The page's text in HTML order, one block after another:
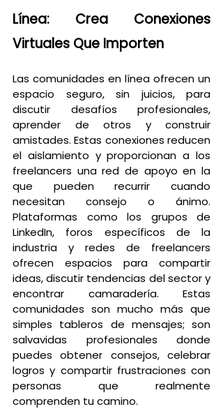
Línea: Crea Conexiones
Virtuales Que Importen
Las comunidades en línea ofrecen un
espacio seguro, sin juicios, para
discutir desafíos profesionales,
aprender de otros y construir
amistades. Estas conexiones reducen
el aislamiento y proporcionan a los
freelancers una red de apoyo en la
que pueden recurrir cuando
necesitan consejo o ánimo.
Plataformas como los grupos de
LinkedIn, foros específicos de la
industria y redes de freelancers
ofrecen espacios para compartir
ideas, discutir tendencias del sector y
encontrar camaradería. Estas
comunidades son mucho más que
simples tableros de mensajes; son
salvavidas profesionales donde
puedes obtener consejos, celebrar
logros y compartir frustraciones con
personas que realmente
comprenden tu camino.